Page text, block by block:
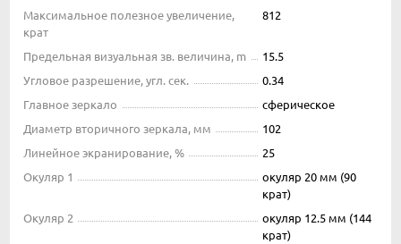
Максимальное полезное увеличение,
крат
812
Предельная визуальная зв. величина, m
15.5
Угловое разрешение, угл. сек.
0.34
Главное зеркало
сферическое
Диаметр вторичного зеркала, мм
102
Линейное экранирование, %
25
Окуляр 1
окуляр 20 мм (90
крат)
Окуляр 2
окуляр 12.5 мм (144
крат)